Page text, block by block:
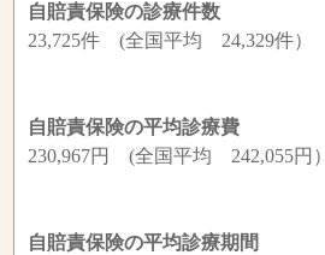
自賠責保険の診療件数
23,725件 (全国平均 24,329件）
自賠責保険の平均診療費
230,967円 (全国平均 242,055円）
自賠責保険の平均診療期間